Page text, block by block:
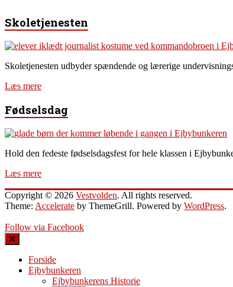
Skoletjenesten
Skoletjenesten udbyder spændende og lærerige
Læs mere
Fødselsdag
Hold den fedeste fødselsdagsfest for hele klassen i
Læs mere
Copyright © 2026 Vestvolden. All rights reserved.
Theme: Accelerate by ThemeGrill. Powered by WordPress.
Follow via Facebook
Forside
Ejbybunkeren
Ejbybunkerens Historie